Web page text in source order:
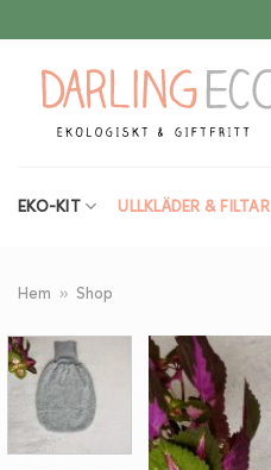
to
content
EKO-KIT ULLKLÄDER & FILTAR
Hem » Shop